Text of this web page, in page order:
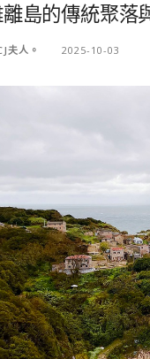
島的傳統聚落
夫人。 2025-10-03